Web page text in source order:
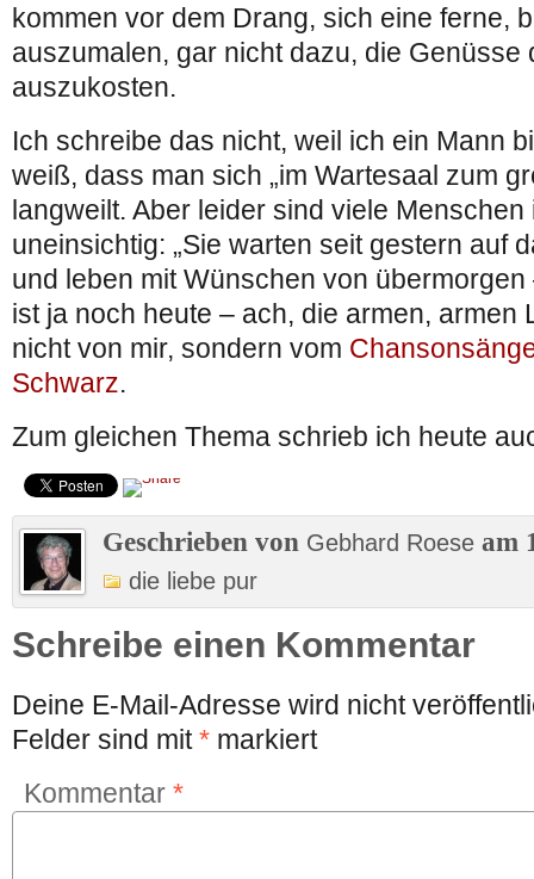
kommen vor dem Drang, sich eine ferne,
auszumalen, gar nicht dazu, die Genüsse
auszukosten.
Ich schreibe das nicht, weil ich ein Mann
weiß, dass man sich „im Wartesaal zum
langweilt. Aber leider sind viele
uneinsichtig: „Sie warten seit gestern auf
und leben mit Wünschen von
ist ja noch heute – ach, die armen, armen
nicht von mir, sondern vom
Schwarz.
Zum gleichen Thema schrieb ich heute
Geschrieben von Gebhard Roese am
die liebe pur
Schreibe einen Kommentar
Deine E-Mail-Adresse wird nicht
Felder sind mit* markiert
Kommentar *